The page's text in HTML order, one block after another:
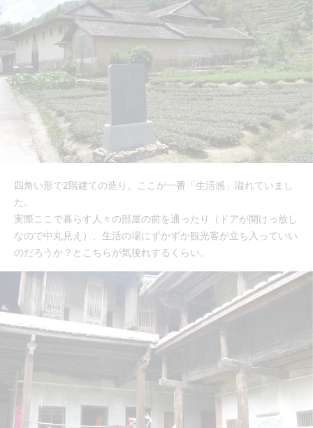
四角い形で2階建ての造り。ここが一番「生活感」溢れていまし
た。
実際ここで暮らす人々の部屋の前を通ったり（ドアが開けっ放し
なので中丸見え）、生活の場にずかずか観光客が立ち入っていい
のだろうか？とこちらが気後れするくらい。